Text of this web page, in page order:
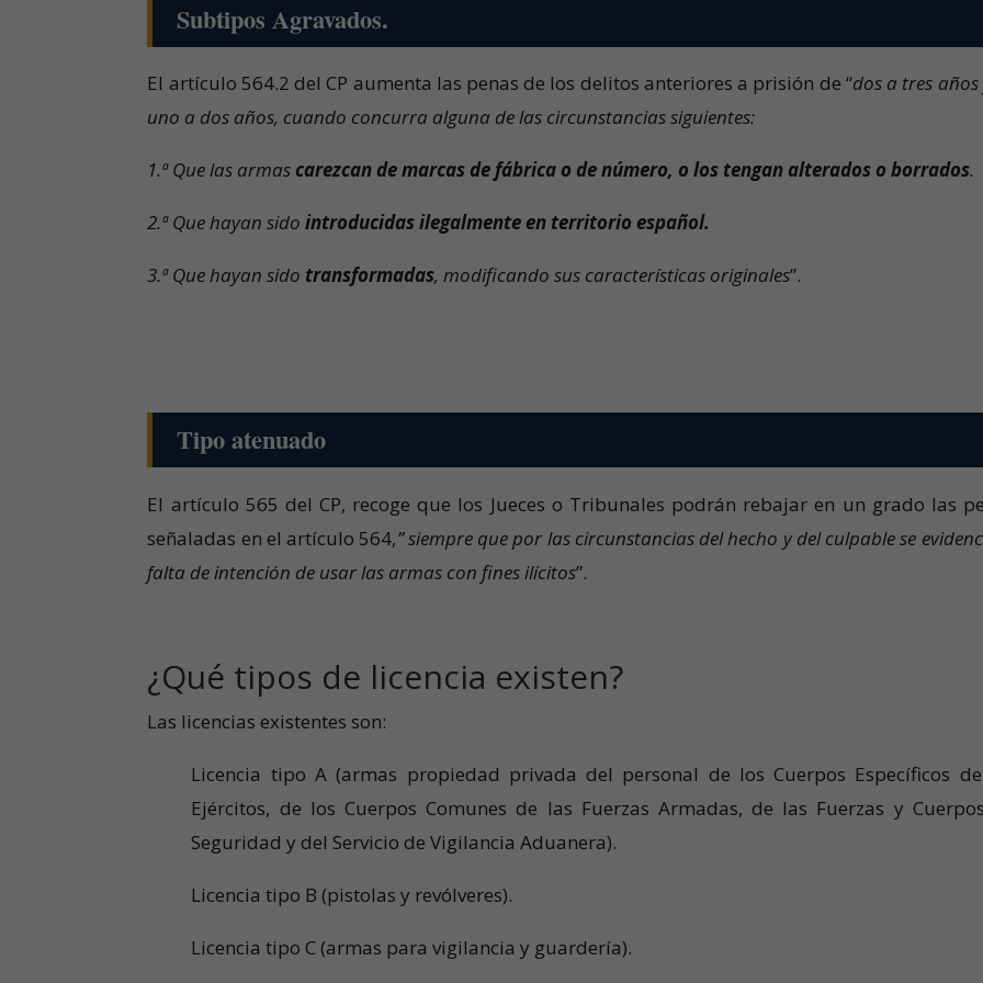
Subtipos Agravados.
El artículo 564.2 del CP aumenta las penas de los delitos anteriores a prisión de “dos a tres años
uno a dos años, cuando concurra alguna de las circunstancias siguientes:
1.ª Que las armas carezcan de marcas de fábrica o de número, o los tengan alterados o borrados.
2.ª Que hayan sidointroducidas ilegalmente en territorio español.
3.ª Que hayan sido transformadas, modificando sus características originales”.
Tipo atenuado
El artículo 565 del CP, recoge que los Jueces o Tribunales podrán rebajar en un grado las
señaladas en el artículo 564,” siempre que por las circunstancias del hecho y del culpable se
falta de intención de usar las armas con fines ilícitos”.
¿Qué tipos de licencia existen?
Las licencias existentes son:
Licencia tipo A (armas propiedad privada del personal de los Cuerpos Específicos
Ejércitos, de los Cuerpos Comunes de las Fuerzas Armadas, de las Fuerzas y
Seguridad y del Servicio de Vigilancia Aduanera).
Licencia tipo B (pistolas y revólveres).
Licencia tipo C (armas para vigilancia y guardería).